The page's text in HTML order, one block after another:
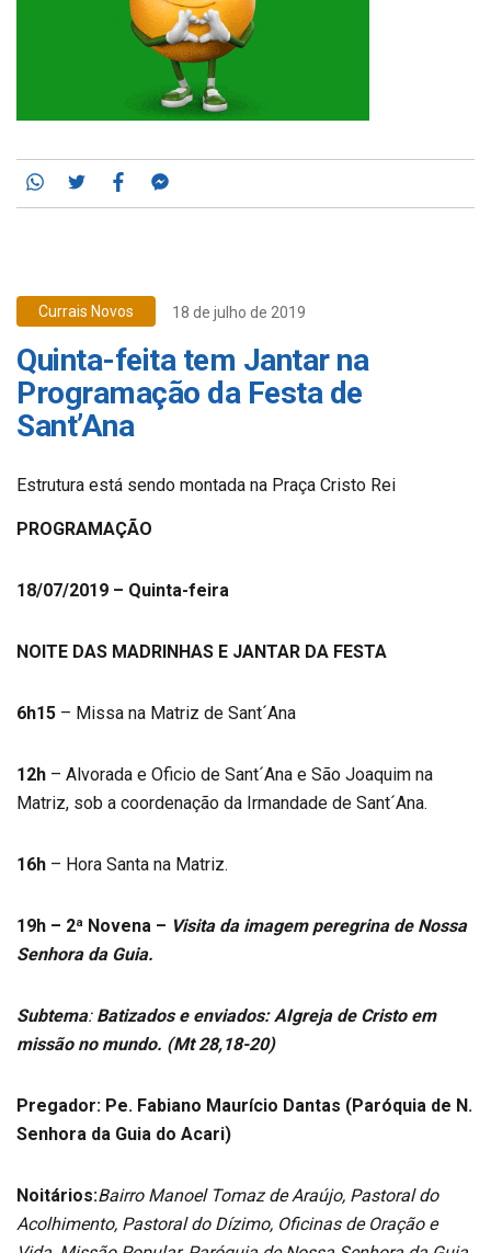
Whatsapp
TwitterFacebook
Currais Novos 18 de julho de 2019
Quinta-feita tem Jantar na
Programação da Festa de
Sant’Ana
Estrutura está sendo montada na Praça Cristo Rei
PROGRAMAÇÃO
18/07/2019 – Quinta-feira
NOITE DAS MADRINHAS E JANTAR DA FESTA
6h15 – Missa na Matriz de Sant´Ana
12h – Alvorada e Oficio de Sant´Ana e São Joaquim na
Matriz, sob a coordenação da Irmandade de Sant´Ana.
16h – Hora Santa na Matriz.
19h – 2ª Novena – Visita da imagem peregrina de Nossa
Senhora da Guia.
Subtema: Batizados e enviados: AIgreja de Cristo em
missão no mundo. (Mt 28,18-20)
Pregador: Pe. Fabiano Maurício Dantas (Paróquia de N.
Senhora da Guia do Acari)
Noitários:Bairro Manoel Tomaz de Araújo, Pastoral do
Acolhimento, Pastoral do Dízimo, Oficinas de Oração e